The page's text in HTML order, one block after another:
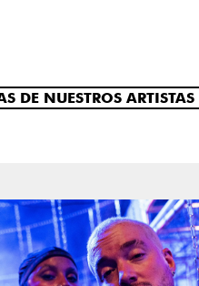
DE NUESTROS ARTISTAS